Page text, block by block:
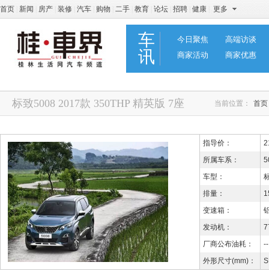
首页 新闻 房产 装修 汽车 购物 二手 教育 论坛 招聘 健康 更多
车
讯
今日聚焦
高端访谈
商家活动
商家优惠
标致5008 2017款 350THP 精英版 7座 当前位置： 首页
指导价：
所属车系：
车型：
排量：
变速箱：
发动机：
厂商公布油耗：
--
外形尺寸(mm)：